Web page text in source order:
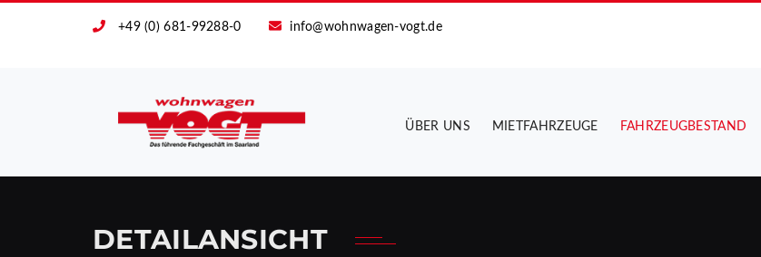
+49 (0) 681-99288-0 info@wohnwagen-vogt.de
ÜBER UNS MIETFAHRZEUGE FAHRZEUGBESTAND
DETAILANSICHT